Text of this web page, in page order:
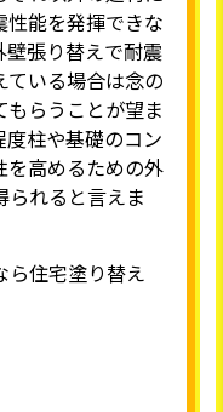
性能を発揮できな
壁張り替えで耐震
いる場合は念の
らうことが望ま
度柱や基礎のコン
を高めるための外
られると言えま
住宅塗り替え